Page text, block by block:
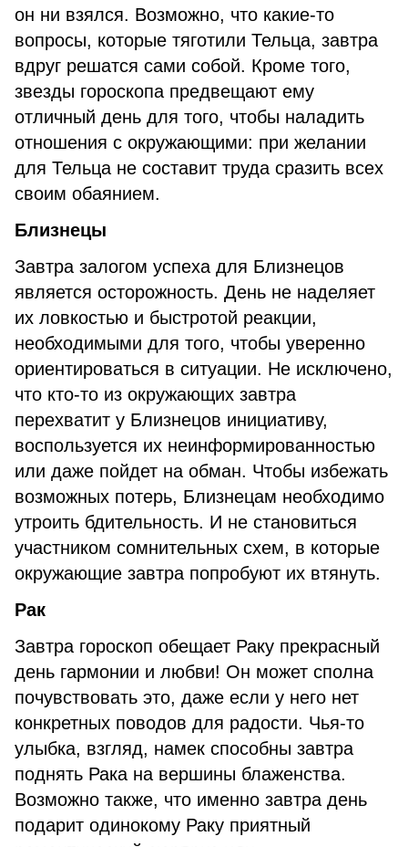
он ни взялся. Возможно, что какие-то
вопросы, которые тяготили Тельца, завтра
вдруг решатся сами собой. Кроме того,
звезды гороскопа предвещают ему
отличный день для того, чтобы наладить
отношения с окружающими: при желании
для Тельца не составит труда сразить всех
своим обаянием.
Близнецы
Завтра залогом успеха для Близнецов
является осторожность. День не наделяет
их ловкостью и быстротой реакции,
необходимыми для того, чтобы уверенно
ориентироваться в ситуации. Не исключено,
что кто-то из окружающих завтра
перехватит у Близнецов инициативу,
воспользуется их неинформированностью
или даже пойдет на обман. Чтобы избежать
возможных потерь, Близнецам необходимо
утроить бдительность. И не становиться
участником сомнительных схем, в которые
окружающие завтра попробуют их втянуть.
Рак
Завтра гороскоп обещает Раку прекрасный
день гармонии и любви! Он может сполна
почувствовать это, даже если у него нет
конкретных поводов для радости. Чья-то
улыбка, взгляд, намек способны завтра
поднять Рака на вершины блаженства.
Возможно также, что именно завтра день
подарит одинокому Раку приятный